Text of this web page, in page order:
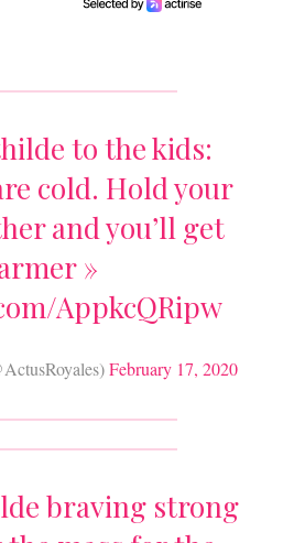
to the kids:
cold. Hold your
and you’ll get
»
AppkcQRipw
February 17, 2020
braving strong